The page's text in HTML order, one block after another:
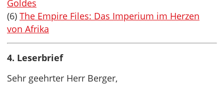
Goldes
(6) The Empire Files: Das Imperium im Herzen
von Afrika
4. Leserbrief
Sehr geehrter Herr Berger,